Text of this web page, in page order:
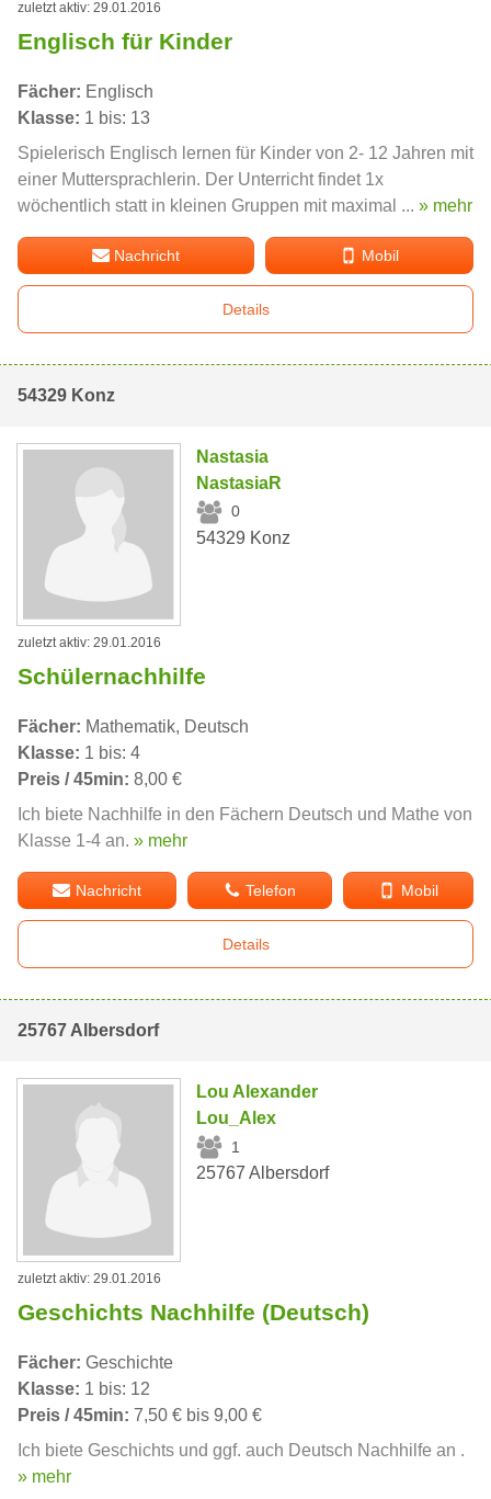
zuletzt aktiv: 29.01.2016
Englisch für Kinder
Fächer: Englisch
Klasse: 1 bis: 13
Spielerisch Englisch lernen für Kinder von 2- 12 Jahren mit
einer Muttersprachlerin. Der Unterricht findet 1x
wöchentlich statt in kleinen Gruppen mit maximal ... » mehr
Nachricht Mobil
Details
54329 Konz
Nastasia
NastasiaR
0
54329 Konz
zuletzt aktiv: 29.01.2016
Schülernachhilfe
Fächer: Mathematik, Deutsch
Klasse: 1 bis: 4
Preis / 45min: 8,00 €
Ich biete Nachhilfe in den Fächern Deutsch und Mathe von
Klasse 1-4 an. » mehr
Nachricht Telefon Mobil
Details
25767 Albersdorf
Lou Alexander
Lou_Alex
1
25767 Albersdorf
zuletzt aktiv: 29.01.2016
Geschichts Nachhilfe (Deutsch)
Fächer: Geschichte
Klasse: 1 bis: 12
Preis / 45min: 7,50 € bis 9,00 €
Ich biete Geschichts und ggf. auch Deutsch Nachhilfe an .
» mehr